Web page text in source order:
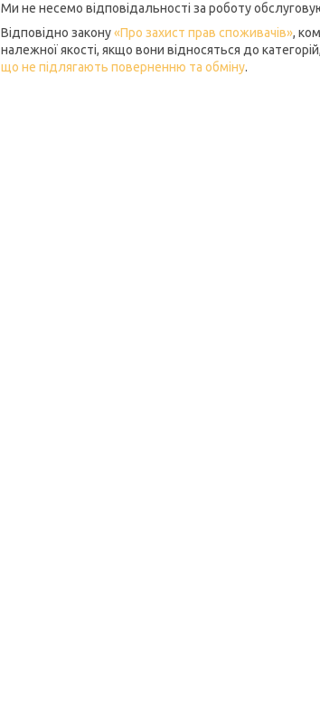
Ми не несемо відповідальності за роботу
Відповідно закону«Про захист прав споживачів»,
належної якості, якщо вони відносяться до
що не підлягають поверненню та обміну.